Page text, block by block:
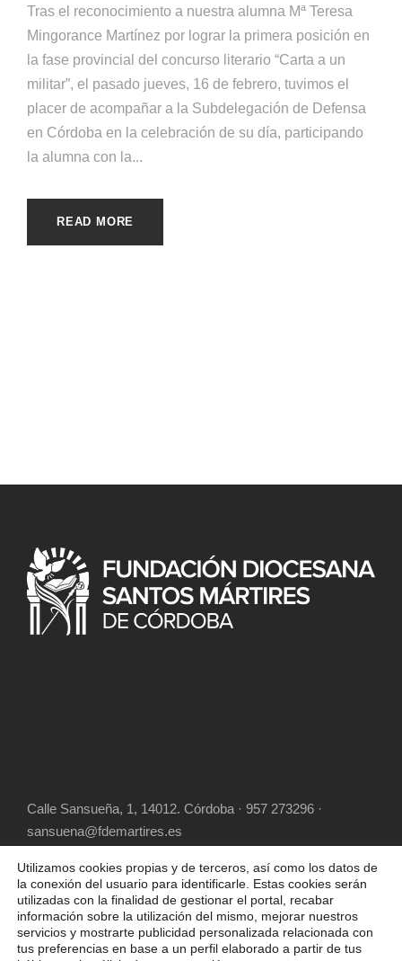
Tras el reconocimiento a nuestra alumna Mª Teresa
Mingorance Martínez por lograr la primera posición en
la fase provincial del concurso literario “Carta a un
militar”, el pasado jueves, 16 de febrero, tuvimos el
placer de acompañar a la Subdelegación de Defensa
en Córdoba en la celebración de su día, participando
la alumna con la...
READ MORE
Calle Sansueña, 1, 14012. Córdoba · 957 273296 ·
sansuena@fdemartires.es
Utilizamos cookies propias y de terceros, así como los datos de
la conexión del usuario para identificarle. Estas cookies serán
utilizadas con la finalidad de gestionar el portal, recabar
información sobre la utilización del mismo, mejorar nuestros
servicios y mostrarte publicidad personalizada relacionada con
tus preferencias en base a un perfil elaborado a partir de tus